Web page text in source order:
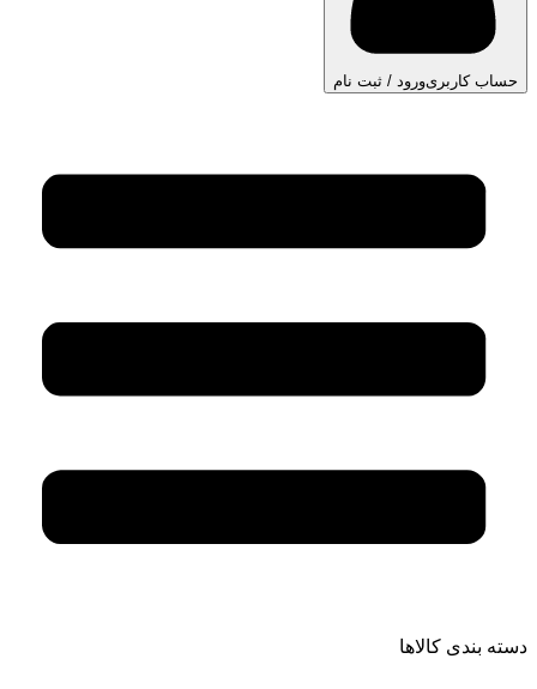
حساب کاربریورود / ثبت نام
دسته بندی کالاها